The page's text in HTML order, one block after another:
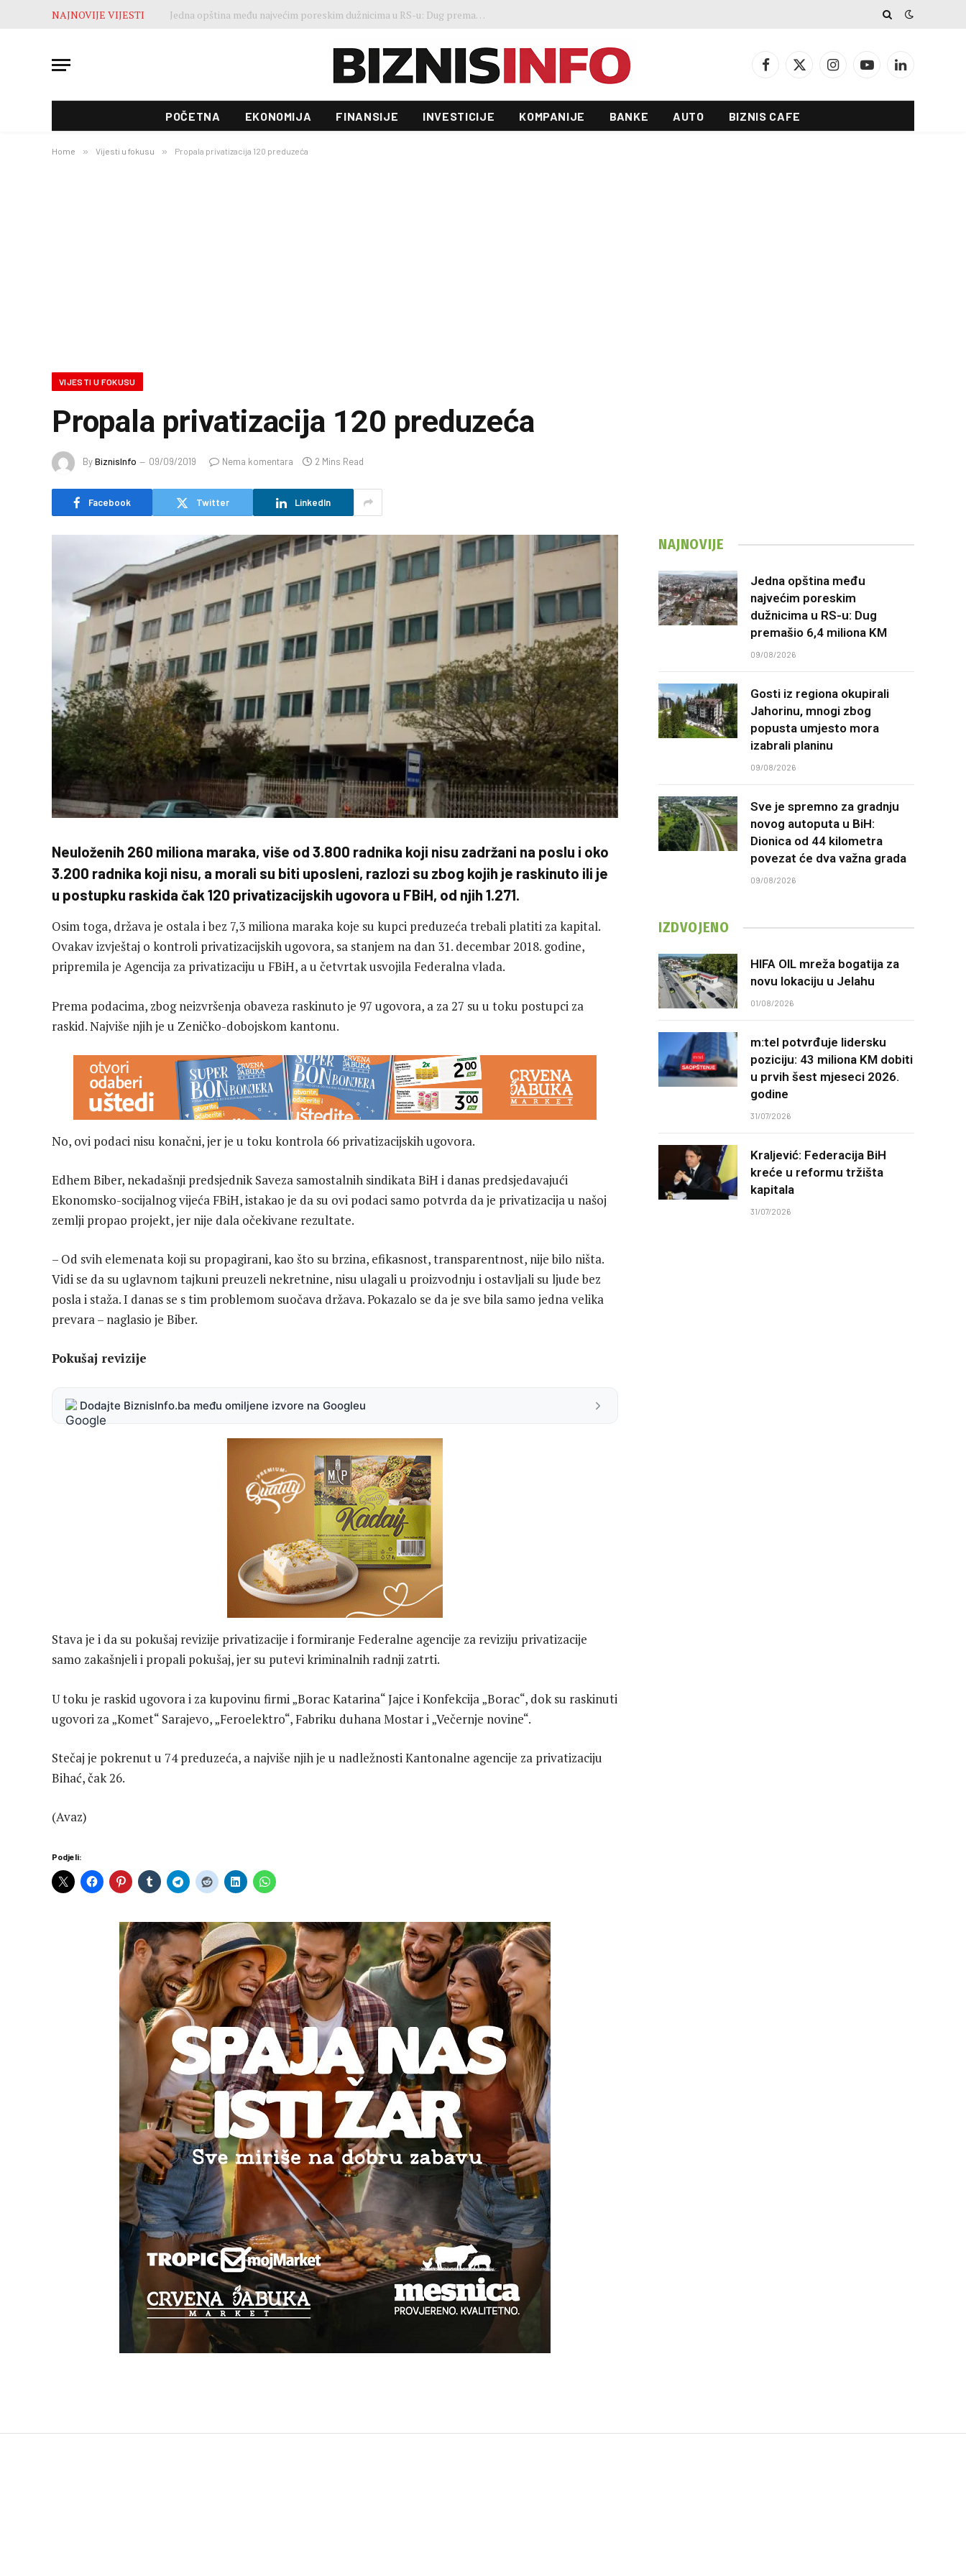
NAJNOVIJE VIJESTI Gosti iz regiona okupirali Jahorinu, mnogi zbog popusta umjesto mora izabrali planinu
Facebook
X
InstagramYouTubeLinkedIn
POČETNA EKONOMIJA FINANSIJE INVESTICIJE KOMPANIJE BANKE AUTO BIZNIS CAFE
Home » Vijesti u fokusu » Propala privatizacija 120 preduzeća
VIJESTI U FOKUSU
Propala privatizacija 120 preduzeća
ByBiznisInfo 09/09/2019 Nema komentara 2 Mins Read
Facebook Twitter LinkedIn
Neuloženih 260 miliona maraka, više od 3.800 radnika koji nisu zadržani na poslu i oko
3.200 radnika koji nisu, a morali su biti uposleni, razlozi su zbog kojih je raskinuto ili je
u postupku raskida čak 120 privatizacijskih ugovora u FBiH, od njih 1.271.
Osim toga, država je ostala i bez 7,3 miliona maraka koje su kupci preduzeća trebali platiti za kapital.
Ovakav izvještaj o kontroli privatizacijskih ugovora, sa stanjem na dan 31. decembar 2018. godine,
pripremila je Agencija za privatizaciju u FBiH, a u četvrtak usvojila Federalna vlada.
Prema podacima, zbog neizvršenja obaveza raskinuto je 97 ugovora, a za 27 su u toku postupci za
raskid. Najviše njih je u Zeničko-dobojskom kantonu.
No, ovi podaci nisu konačni, jer je u toku kontrola 66 privatizacijskih ugovora.
Edhem Biber, nekadašnji predsjednik Saveza samostalnih sindikata BiH i danas predsjedavajući
Ekonomsko-socijalnog vijeća FBiH, istakao je da su ovi podaci samo potvrda da je privatizacija u našoj
zemlji propao projekt, jer nije dala očekivane rezultate.
– Od svih elemenata koji su propagirani, kao što su brzina, efikasnost, transparentnost, nije bilo ništa.
Vidi se da su uglavnom tajkuni preuzeli nekretnine, nisu ulagali u proizvodnju i ostavljali su ljude bez
posla i staža. I danas se s tim problemom suočava država. Pokazalo se da je sve bila samo jedna velika
prevara – naglasio je Biber.
Pokušaj revizije
Dodajte BiznisInfo.ba među omiljene izvore na Googleu
Stava je i da su pokušaj revizije privatizacije i formiranje Federalne agencije za reviziju privatizacije
samo zakašnjeli i propali pokušaj, jer su putevi kriminalnih radnji zatrti.
U toku je raskid ugovora i za kupovinu firmi „Borac Katarina“ Jajce i Konfekcija „Borac“, dok su raskinuti
ugovori za „Komet“ Sarajevo, „Feroelektro“, Fabriku duhana Mostar i „Večernje novine“.
Stečaj je pokrenut u 74 preduzeća, a najviše njih je u nadležnosti Kantonalne agencije za privatizaciju
Bihać, čak 26.
(Avaz)
Podjeli:
NAJNOVIJE
Jedna opština među
najvećim poreskim
dužnicima u RS-u: Dug
premašio 6,4 miliona KM
09/08/2026
Gosti iz regiona okupirali
Jahorinu, mnogi zbog
popusta umjesto mora
izabrali planinu
09/08/2026
Sve je spremno za gradnju
novog autoputa u BiH:
Dionica od 44 kilometra
povezat će dva važna grada
09/08/2026
IZDVOJENO
HIFA OIL mreža bogatija za
novu lokaciju u Jelahu
01/08/2026
m:tel potvrđuje lidersku
poziciju: 43 miliona KM dobiti
u prvih šest mjeseci 2026.
godine
31/07/2026
Kraljević: Federacija BiH
kreće u reformu tržišta
kapitala
31/07/2026